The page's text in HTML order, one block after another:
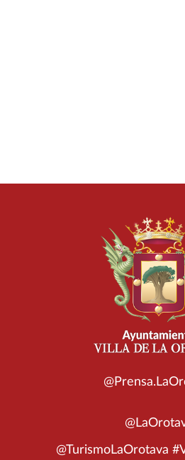
@TurismoLaOrotava